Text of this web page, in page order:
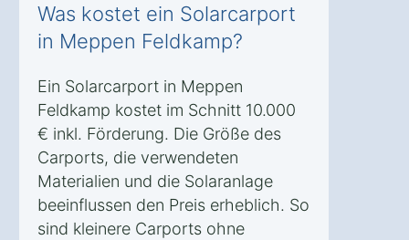
Was kostet ein Solarcarport
in Meppen Feldkamp?
Ein Solarcarport in Meppen
Feldkamp kostet im Schnitt 10.000
€ inkl. Förderung. Die Größe des
Carports, die verwendeten
Materialien und die Solaranlage
beeinflussen den Preis erheblich. So
sind kleinere Carports ohne